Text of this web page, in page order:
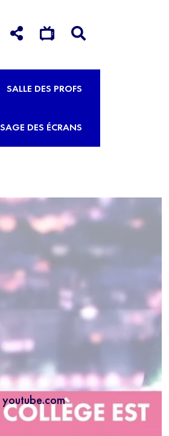
SALLE DES PROFS
DES ÉCRANS